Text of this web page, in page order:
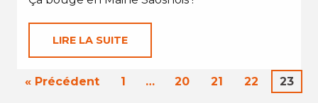
LIRE LA SUITE
« Précédent 1 … 20 21 22 23